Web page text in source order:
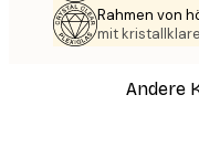
Rahmen von
mit
Andere